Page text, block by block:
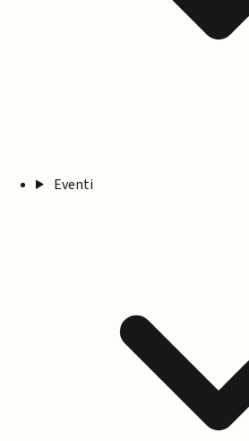
Eventi